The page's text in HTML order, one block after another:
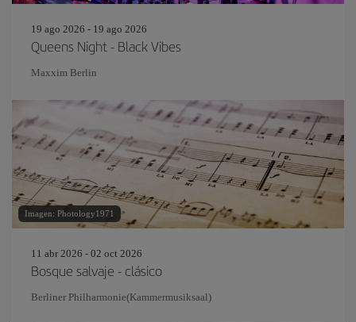
19 ago 2026 - 19 ago 2026
Queens Night - Black Vibes
Maxxim Berlin
Imagen: Photology1971
11 abr 2026 - 02 oct 2026
Bosque salvaje - clásico
Berliner Philharmonie(Kammermusiksaal)